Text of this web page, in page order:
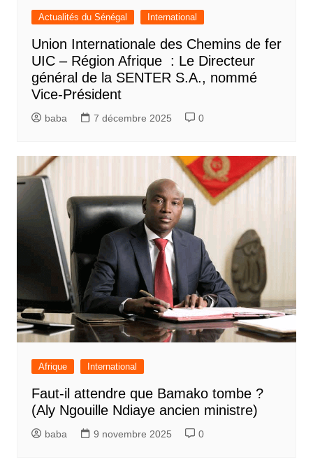
Actualités du Sénégal International
Union Internationale des Chemins de fer
UIC – Région Afrique : Le Directeur
général de la SENTER S.A., nommé
Vice-Président
baba 7 décembre 2025 0
Afrique International
Faut-il attendre que Bamako tombe ?
(Aly Ngouille Ndiaye ancien ministre)
baba 9 novembre 2025 0